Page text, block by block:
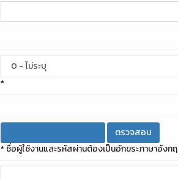
*
* ชื่อผู้ใช้งานและรหัสผ่านต้องเป็นอักขระภาษาอังก